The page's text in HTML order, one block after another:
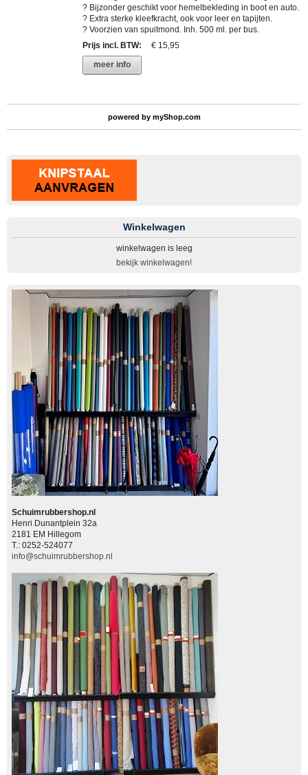
? Bijzonder geschikt voor hemelbekleding in boot en auto.
? Extra sterke kleefkracht, ook voor leer en tapijten.
? Voorzien van spuitmond. Inh. 500 ml. per bus.
Prijs incl. BTW:
€ 15,95
meer info
powered by myShop.com
Winkelwagen
winkelwagen is leeg
bekijk winkelwagen!
Schuimrubbershop.nl
Henri Dunantplein 32a
2181 EM Hillegom
T.: 0252-524077
info@schuimrubbershop.nl